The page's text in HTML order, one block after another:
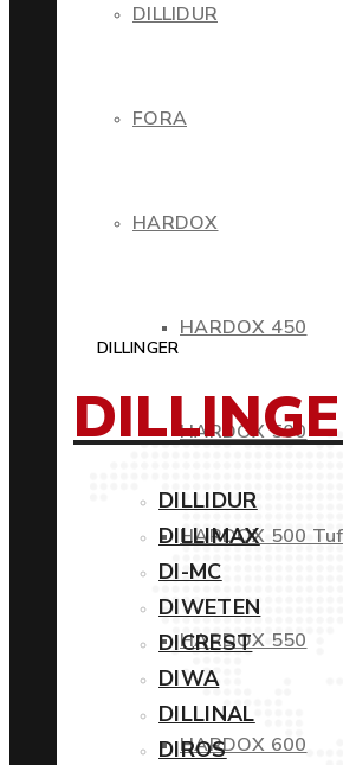
DILLIDUR
FORA
HARDOX
HARDOX 450
HARDOX 500
HARDOX 500 Tuf
HARDOX 550
HARDOX 600
DILLINGER
DILLIDUR
DILLIMAX
DI-MC
DIWETEN
DICREST
DIWA
DILLINAL
DIROS